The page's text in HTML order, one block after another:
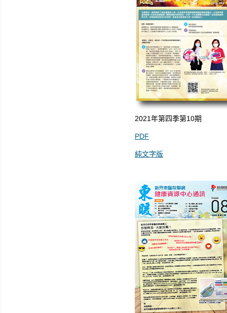
2021年第四季第10期
PDF
純文字版